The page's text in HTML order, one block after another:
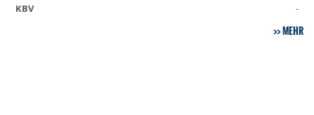
KBV
-
MEHR